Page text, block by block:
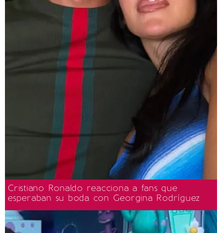
Cristiano Ronaldo reacciona a fans que
esperaban su boda con Georgina Rodríguez